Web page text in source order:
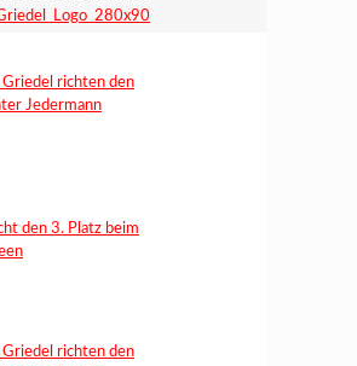
Griedel richten den
Jedermann
den 3. Platz beim
Griedel richten den